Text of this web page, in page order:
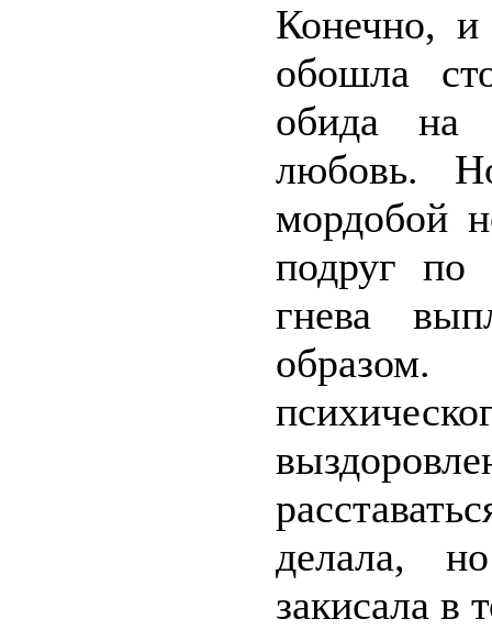
Конечно,
обошла
обида на
любовь.
мордобой
подруг по
гнева
делала,
закисала в